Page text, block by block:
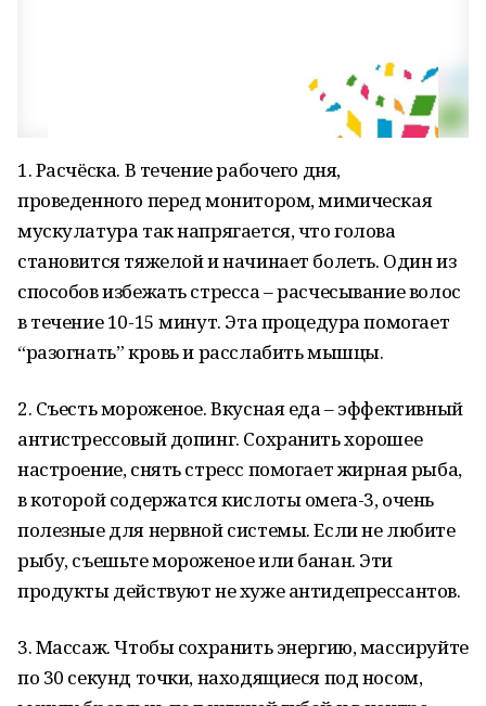
1. Расчёска. В течение рабочего дня,
проведенного перед монитором, мимическая
мускулатура так напрягается, что голова
становится тяжелой и начинает болеть. Один из
способов избежать стресса – расчесывание волос
в течение 10-15 минут. Эта процедура помогает
“разогнать” кровь и расслабить мышцы.
2. Съесть мороженое. Вкусная еда – эффективный
антистрессовый допинг. Сохранить хорошее
настроение, снять стресс помогает жирная рыба,
в которой содержатся кислоты омега-3, очень
полезные для нервной системы. Если не любите
рыбу, съешьте мороженое или банан. Эти
продукты действуют не хуже антидепрессантов.
3. Массаж. Чтобы сохранить энергию, массируйте
по 30 секунд точки, находящиеся под носом,